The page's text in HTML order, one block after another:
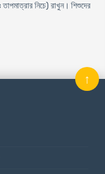
নিচে) রাখুন। শিশুদের
↑